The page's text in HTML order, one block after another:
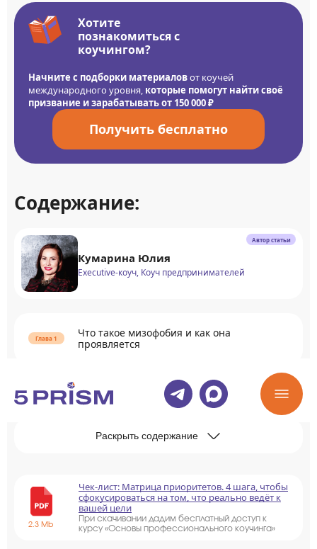
Хотите
познакомиться с
коучингом?
Начните с подборки материаловот коучей
международного уровня, которые помогут найти своё
призвание и зарабатывать от 150 000 ₽
Получить бесплатно
Содержание:
Автор статьи
Кумарина Юлия
Executive-коуч, Коуч предпринимателей
Что такое мизофобия и как она
проявляется
Причины развития мизофобии
Раскрыть содержание
2.3 Mb
Чек-лист: Матрица приоритетов. 4 шага, чтобы
сфокусироваться на том, что реально ведёт к
вашей цели
При скачивании дадим бесплатный доступ к
курсу «Основы профессионального коучинга»